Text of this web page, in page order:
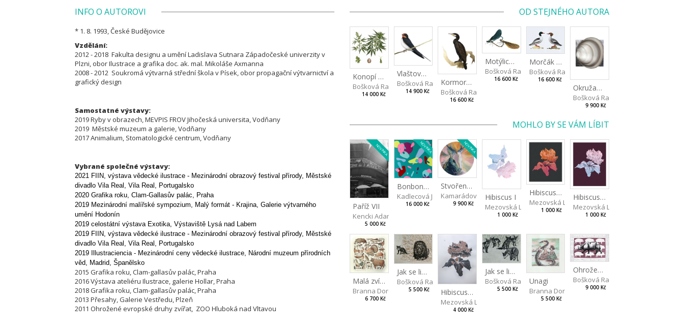
INFO O AUTOROVI
* 1. 8. 1993, České Budějovice
Vzdělání:
2012 - 2018 Fakulta designu a umění Ladislava Sutnara Západočeské univerzity v
Plzni, obor Ilustrace a grafika doc. ak. mal. Mikoláše Axmanna
2008 - 2012 Soukromá výtvarná střední škola v Písek, obor propagační výtvarnictví a
grafický design
Samostatné výstavy:
2019 Ryby v obrazech, MEVPIS FROV Jihočeská universita, Vodňany
2019 Městské muzeum a galerie, Vodňany
2017 Animalium, Stomatologické centrum, Vodňany
Vybrané společné výstavy:
2021 FIIN, výstava vědecké ilustrace - Mezinárodní obrazový festival přírody, Městské
divadlo Vila Real, Vila Real, Portugalsko
2020 Grafika roku, Clam-Gallasův palác, Praha
2019 Mezinárodní malířské sympozium, Malý formát - Krajina, Galerie výtvarného
umění Hodonín
2019 celostátní výstava Exotika, Výstaviště Lysá nad Labem
2019 FIIN, výstava vědecké ilustrace - Mezinárodní obrazový festival přírody, Městské
divadlo Vila Real, Vila Real, Portugalsko
2019 Illustraciencia - Mezinárodní ceny vědecké ilustrace, Národní muzeum přírodních
věd, Madrid, Španělsko
2015 Grafika roku, Clam-gallasův palác, Praha
2016 Výstava ateliéru Ilustrace, galerie Hollar, Praha
2018 Grafika roku, Clam-gallasův palác, Praha
2013 Přesahy, Galerie Vestředu, Plzeň
2011 Ohrožené evropské druhy zvířat, ZOO Hluboká nad Vltavou
OD STEJNÉHO AUTORA
Konopí seté
Bošková Radka
14 000 Kč
Vlaštovka obecná
Bošková Radka
14 900 Kč
Kormorán velký
Bošková Radka
16 600 Kč
Motýlice obecná
Bošková Radka
16 600 Kč
Morčák velký
Bošková Radka
16 600 Kč
Okružanka říční
Bošková Radka
9 900 Kč
MOHLO BY SE VÁM LÍBIT
NOVINKA
Paříž VII
Kencki Adam
5 000 Kč
NOVINKA
Bonbon III
Kadlecová Jaroslava
16 000 Kč
NOVINKA
Stvořeni jeden pro druhého II
Kamarádová Jana
9 900 Kč
Hibiscus I
Mezovská Livia
1 000 Kč
Hibiscus III
Mezovská Livia
1 000 Kč
Hibiscus II
Mezovská Livia
1 000 Kč
Malá zvířata
Branna Dorota
6 700 Kč
Jak se liška poradila s rozumem
Bošková Radka
5 500 Kč Hibiscus BIO
Mezovská Livia
4 000 Kč
Jak se liška napálila
Bošková Radka
5 500 Kč
Unagi
Branna Dorota
5 500 Kč
Ohrožený druh II
Bošková Radka
9 000 Kč